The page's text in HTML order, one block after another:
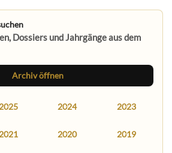
Dossiers und Jahrgänge aus dem
Archiv öffnen
2024 2023
2021 2020 2019